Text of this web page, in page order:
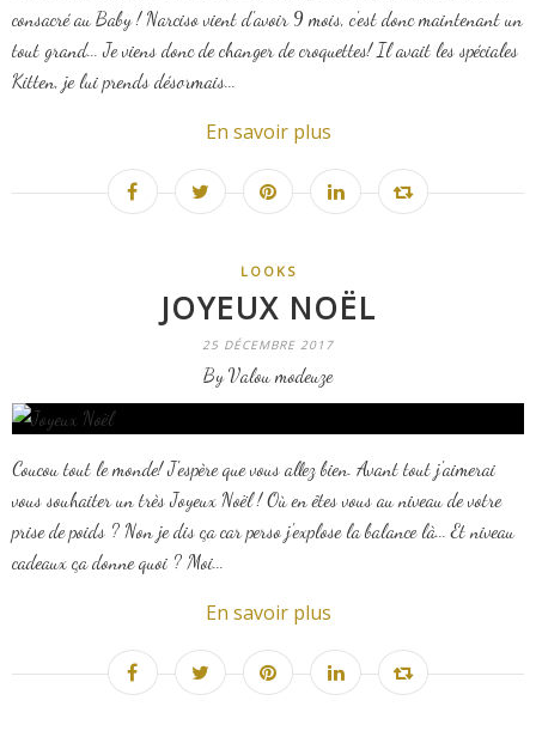
consacré au Baby ! Narciso vient d'avoir 9 mois, c'est donc maintenant un
tout grand... Je viens donc de changer de croquettes! Il avait les spéciales
Kitten, je lui prends désormais...
En savoir plus
LOOKS
JOYEUX NOËL
25 DÉCEMBRE 2017
By Valou modeuze
Coucou tout le monde! J'espère que vous allez bien. Avant tout j'aimerai
vous souhaiter un très Joyeux Noël ! Où en êtes vous au niveau de votre
prise de poids ? Non je dis ça car perso j'explose la balance là... Et niveau
cadeaux ça donne quoi ? Moi...
En savoir plus